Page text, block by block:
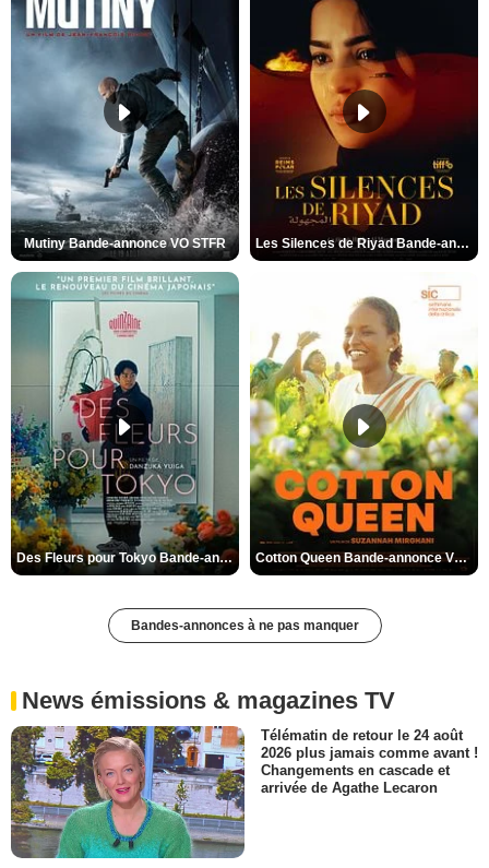
Mutiny Bande-annonce VO STFR Les Silences de Riyad Bande-annonce VO STFR
Des Fleurs pour Tokyo Bande-annonce VO STFR Cotton Queen Bande-annonce VO STFR
Bandes-annonces à ne pas manquer
News émissions & magazines TV
Télématin de retour le 24 août
2026 plus jamais comme avant !
Changements en cascade et
arrivée de Agathe Lecaron